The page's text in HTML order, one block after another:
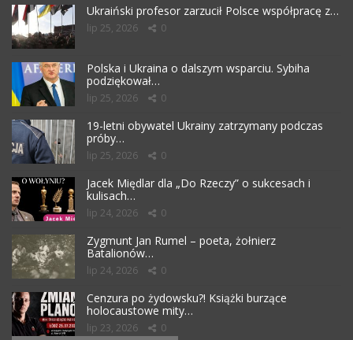
Ukraiński profesor zarzucił Polsce współpracę z…
lip 25, 2026 0
Polska i Ukraina o dalszym wsparciu. Sybiha
podziękował…
lip 25, 2026 0
19-letni obywatel Ukrainy zatrzymany podczas
próby…
lip 25, 2026 0
Jacek Międlar dla „Do Rzeczy” o sukcesach i
kulisach…
lip 24, 2026 0
Zygmunt Jan Rumel – poeta, żołnierz
Batalionów…
lip 24, 2026 0
Cenzura po żydowsku?! Książki burzące
holocaustowe mity…
lip 23, 2026 0